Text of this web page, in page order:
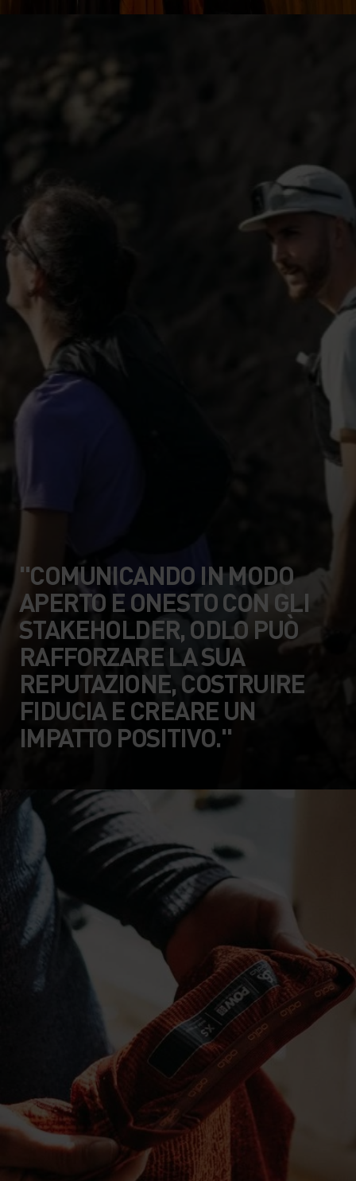
"COMUNICANDO IN MODO
APERTO E ONESTO CON GLI
STAKEHOLDER, ODLO PUÒ
RAFFORZARE LA SUA
REPUTAZIONE, COSTRUIRE
FIDUCIA E CREARE UN
IMPATTO POSITIVO."